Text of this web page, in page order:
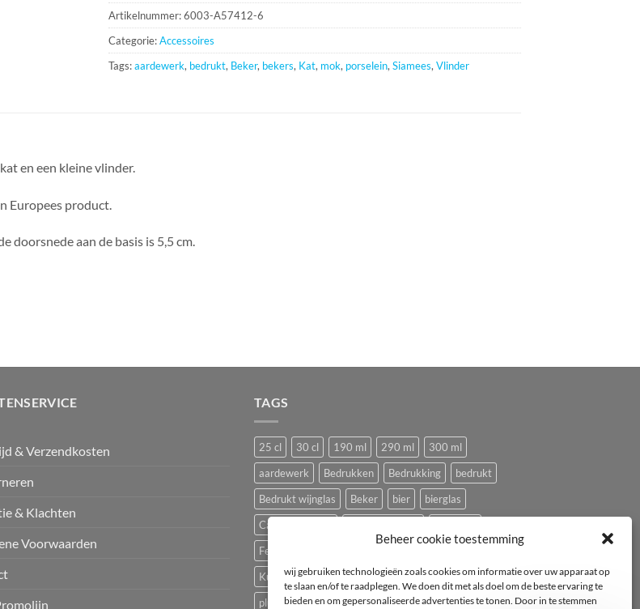
Beheer cookie toestemming
wij gebruiken technologieën zoals cookies om informatie over uw apparaat op
te slaan en/of te raadplegen. We doen dit met als doel om de beste ervaring te
bieden en om gepersonaliseerde advertenties te tonen. Door in te stemmen
Artikelnummer:6003-A57412-6
Categorie:Accessoires
Tags:aardewerk, bedrukt, Beker, bekers, Kat, mok, porselein, Siamees, Vlinder
en een kleine vlinder.
Europees product.
doorsnede aan de basis is 5,5 cm.
& Verzendkosten
& Klachten
Voorwaarden
TAGS
25 cl 30 cl 190 ml 290 ml
300 ml
aardewerk
Bedrukken Bedrukking
bedrukt
Bedrukt wijnglas
Beker bier
bierglas
Camping glazen
Festival glas
Kunststof
logo mok mus
Pasabahce
pluimvee
porselein Proefglas proefglazen